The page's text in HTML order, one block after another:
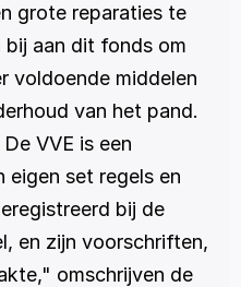
grote reparaties te
bij aan dit fonds om
voldoende middelen
van het pand.
De VVE is een
eigen set regels en
bij de
en zijn voorschriften,
omschrijven de